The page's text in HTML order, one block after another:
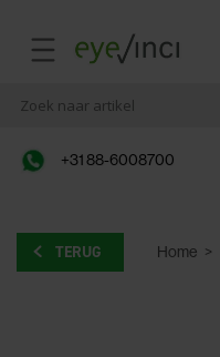
+31 88-6008700
TERUG Home >